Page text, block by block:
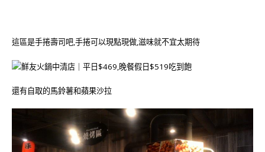
這區是手捲壽司吧,手捲可以現點現做,滋味就不宜太期待
還有自取的馬鈴薯和蘋果沙拉